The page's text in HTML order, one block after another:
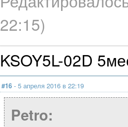
22:15)
KSOY5L-02D
#16 - 5 апреля 2016 в 22:19
Petro: